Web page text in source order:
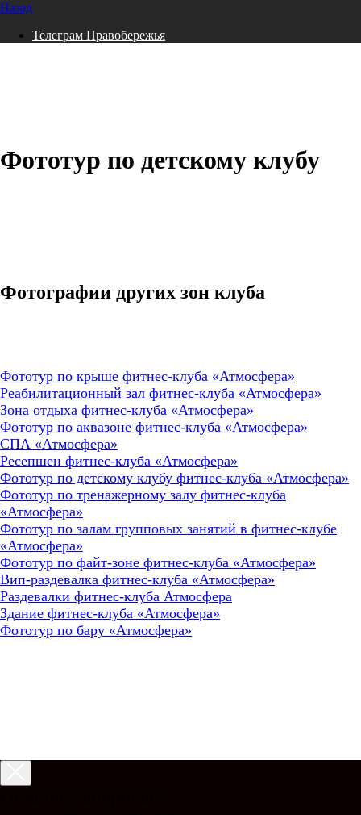
Назад
Телеграм Правобережья
Фототур по детскому клубу
Фотографии других зон клуба
Фототур по крыше фитнес-клуба «Атмосфера»
Реабилитационный зал фитнес-клуба «Атмосфера»
Зона отдыха фитнес-клуба «Атмосфера»
Фототур по аквазоне фитнес-клуба «Атмосфера»
СПА «Атмосфера»
Ресепшен фитнес-клуба «Атмосфера»
Фототур по детскому клубу фитнес-клуба «Атмосфера»
Фототур по тренажерному залу фитнес-клуба
«Атмосфера»
Фототур по залам групповых занятий в фитнес-клубе
«Атмосфера»
Фототур по файт-зоне фитнес-клуба «Атмосфера»
Вип-раздевалка фитнес-клуба «Атмосфера»
Раздевалки фитнес-клуба Атмосфера
Здание фитнес-клуба «Атмосфера»
Фототур по бару «Атмосфера»